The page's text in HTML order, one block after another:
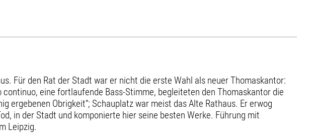
Für den Rat der Stadt war er nicht die erste Wahl als neuer Thomaskantor:
eine fortlaufende Bass-Stimme, begleiteten den Thomaskantor die
ergebenen Obrigkeit“; Schauplatz war meist das Alte Rathaus. Er erwog
in der Stadt und komponierte hier seine besten Werke. Führung mit
Leipzig.